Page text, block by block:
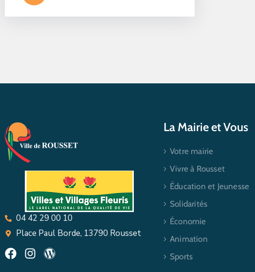
04 42 29 00 10
Place Paul Borde, 13790 Rousset
La Mairie et Vous
Votre mairie
Vivre à Rousset
Éducation et Jeunesse
Solidarités
Économie
Animation
Sports